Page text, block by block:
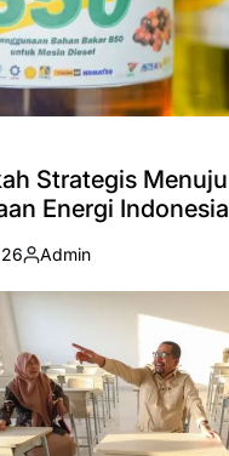
Strategis Menuju
Energi Indonesia
Posted
by
Admin